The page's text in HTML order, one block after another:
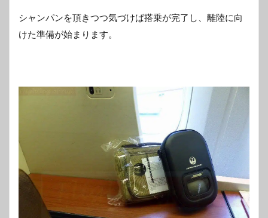
シャンパンを頂きつつ気づけば搭乗が完了し、離陸に向
けた準備が始まります。